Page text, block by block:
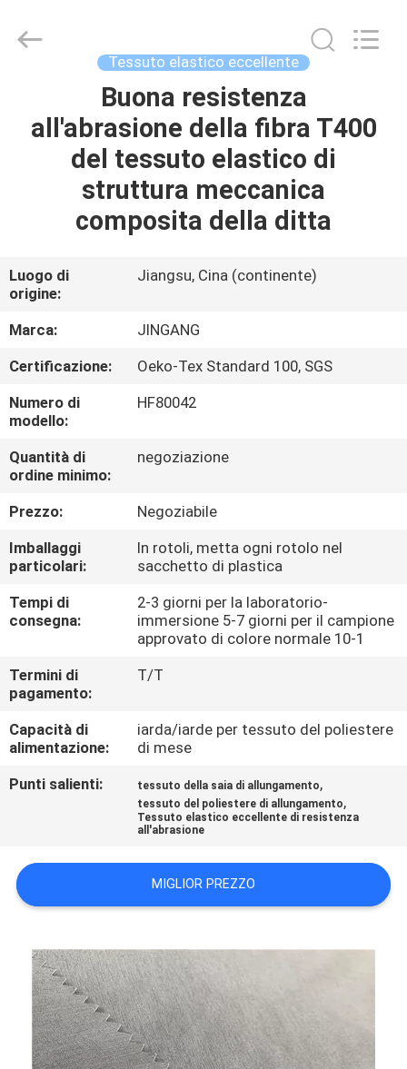
PRODOTTI
GIRO
DELLA
FABBRICA
CONTROLLO
DI
QUALITÀ
CONTATTICI
NOTIZIE
NEWS
SITO
POLICY
Textile
Co.,Ltd.
Tessuto elastico eccellente
Buona resistenza
all'abrasione della fibra T400
del tessuto elastico di
struttura meccanica
composita della ditta
Luogo di
origine:
Jiangsu, Cina (continente)
Marca:
JINGANG
Certificazione:
Oeko-Tex Standard 100, SGS
Numero di
modello:
HF80042
Quantità di
ordine minimo:
negoziazione
Prezzo:
Negoziabile
Imballaggi
particolari:
In rotoli, metta ogni rotolo nel
sacchetto di plastica
Tempi di
consegna:
2-3 giorni per la laboratorio-
immersione 5-7 giorni per il campione
approvato di colore normale 10-1
Termini di
pagamento:
T/T
Capacità di
alimentazione:
iarda/iarde per tessuto del poliestere
di mese
Punti salienti:
tessuto della saia di allungamento,
tessuto del poliestere di allungamento,
Tessuto elastico eccellente di resistenza
all'abrasione
MIGLIOR PREZZO